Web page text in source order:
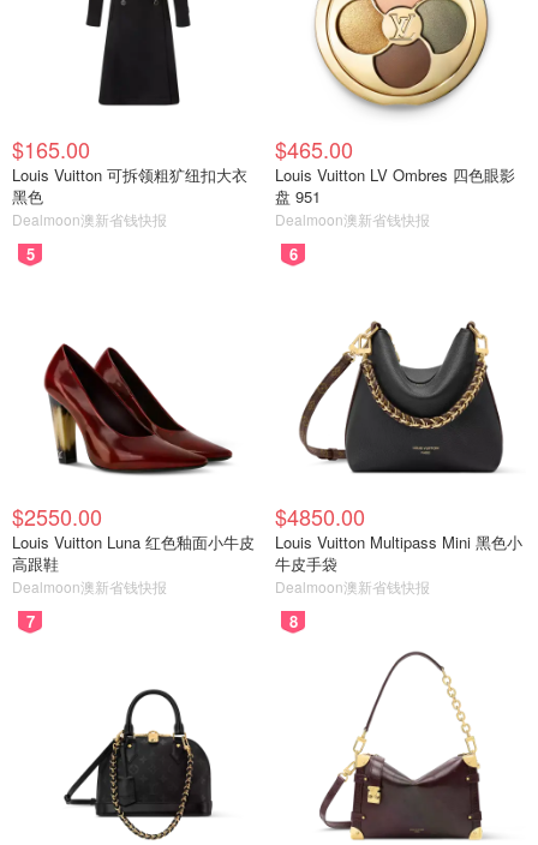
$165.00
Louis Vuitton 可拆领粗犷纽扣大衣
黑色
Dealmoon澳新省钱快报
$465.00
Louis Vuitton LV Ombres 四色眼影
盘 951
Dealmoon澳新省钱快报
5
$2550.00
Louis Vuitton Luna 红色釉面小牛皮
高跟鞋
Dealmoon澳新省钱快报
6
$4850.00
Louis Vuitton Multipass Mini 黑色小
牛皮手袋
Dealmoon澳新省钱快报
7 8